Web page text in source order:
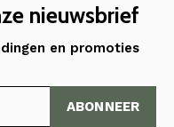
nieuwsbrief
en promoties
ABONNEER